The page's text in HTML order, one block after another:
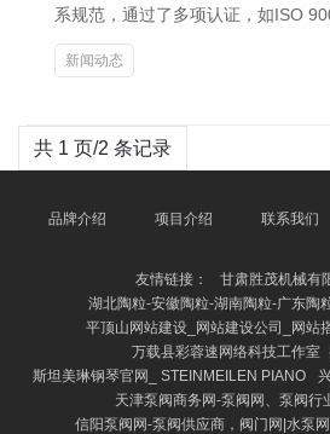
系规范，通过了多项认证，如ISO
新闻动态
共 1 页/2 条记录
品牌介绍 项目介绍 联系我们
友情链接：
甘肃胜茂机械有
湖北陶粒-安徽陶粒-湖南陶粒-广东陶
平顶山网站建设_网站建设公司_网站
万载县彩蓉速网络科技工作室
斯坦美琳钢琴官网_ STEINMEILEN PIANO
天津泵阀商务网-泵阀网、泵阀行
信阳泵阀网-泵阀供应商，阀门网|水泵